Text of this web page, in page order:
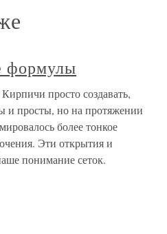
формулы
просто создавать,
и просты, но на протяжении
более тонкое
Эти открытия и
понимание сеток.